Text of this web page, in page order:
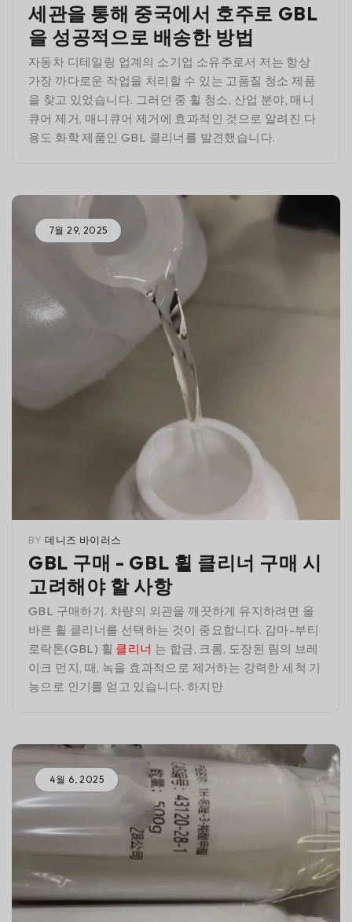
세관을 통해 중국에서 호주로 GBL
을 성공적으로 배송한 방법
자동차 디테일링 업계의 소기업 소유주로서 저는 항상
가장 까다로운 작업을 처리할 수 있는 고품질 청소 제품
을 찾고 있었습니다. 그러던 중 휠 청소, 산업 분야, 매니
큐어 제거, 매니큐어 제거에 효과적인 것으로 알려진 다
용도 화학 제품인 GBL 클리너를 발견했습니다.
7월 29, 2025
BY 데니즈 바이러스
GBL 구매 - GBL 휠 클리너 구매 시
고려해야 할 사항
GBL 구매하기. 차량의 외관을 깨끗하게 유지하려면 올
바른 휠 클리너를 선택하는 것이 중요합니다. 감마-부티
로락톤(GBL) 휠 클리너 는 합금, 크롬, 도장된 림의 브레
이크 먼지, 때, 녹을 효과적으로 제거하는 강력한 세척 기
능으로 인기를 얻고 있습니다. 하지만
4월 6, 2025